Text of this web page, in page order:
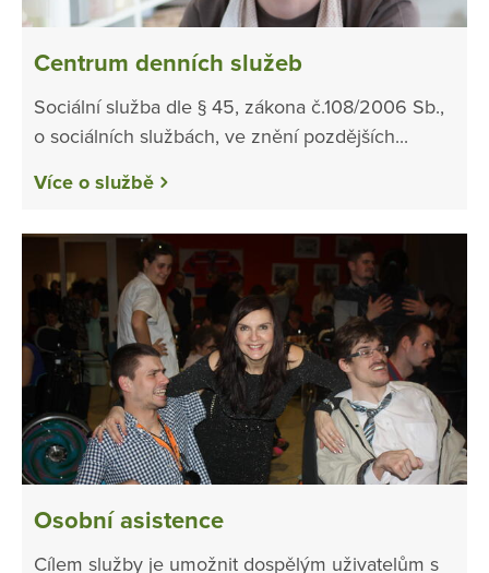
Centrum denních služeb
Sociální služba dle § 45, zákona č.108/2006 Sb.,
o sociálních službách, ve znění pozdějších...
Více o službě
Osobní asistence
Cílem služby je umožnit dospělým uživatelům s